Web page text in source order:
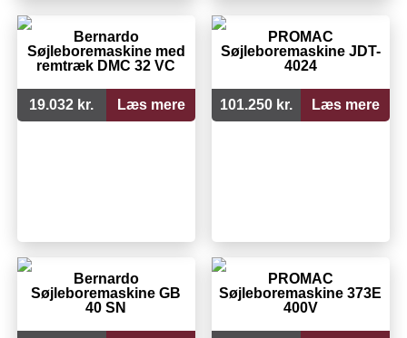
Bernardo
Søjleboremaskine med
remtræk DMC 32 VC
19.032 kr. Læs mere
PROMAC
Søjleboremaskine JDT-
4024
101.250 kr. Læs mere
Bernardo
Søjleboremaskine GB
40 SN
PROMAC
Søjleboremaskine 373E
400V